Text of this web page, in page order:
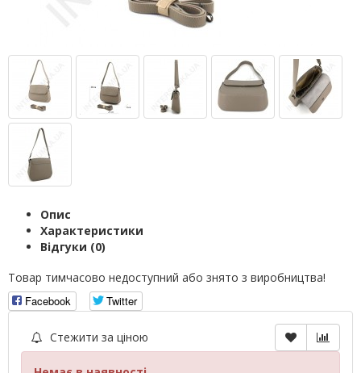
Опис
Характеристики
Відгуки (0)
Товар тимчасово недоступний або знято з виробництва!
Facebook
Twitter
Стежити за ціною